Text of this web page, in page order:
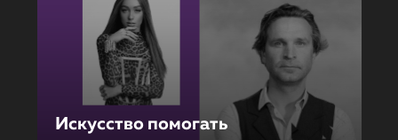
Искусство помогать